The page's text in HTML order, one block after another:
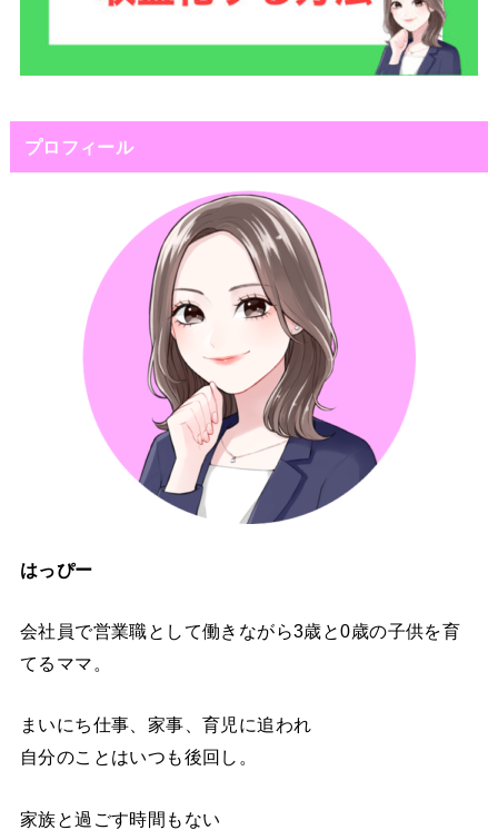
プロフィール
はっぴー
会社員で営業職として働きながら3歳と0歳の子供を育
てるママ。
まいにち仕事、家事、育児に追われ
自分のことはいつも後回し。
家族と過ごす時間もない